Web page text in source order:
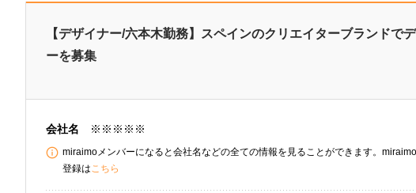
【デザイナー/六本木勤務】スペインのクリエイターブランドで
ーを募集
会社名 ※※※※※
miraimoメンバーになると会社名などの全ての情報を見ることができます。
登録はこちら